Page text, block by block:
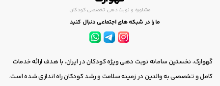
مشاوره و نوبت دهی تخصصی کودکان
ما را در شبکه های اجتماعی دنبال کنید
گهوارک، نخستین سامانه نوبت دهی ویژه کودکان در ایران، با هدف ارائه خدمات
کامل و تخصصی به والدین در زمینه سلامت و رشد کودکان راه اندازی شده است.